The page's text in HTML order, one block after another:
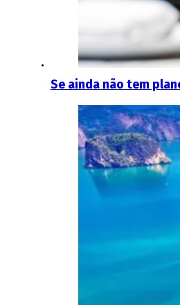
Se ainda não tem